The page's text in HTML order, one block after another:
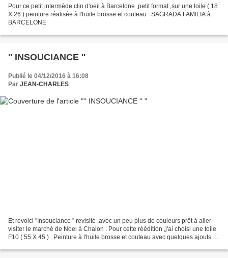
Pour ce petit intermède clin d'oeil à Barcelone ,petit format ,sur une toile ( 18
X 26 ) peinture réalisée à l'huile brosse et couteau . SAGRADA FAMILIA à
BARCELONE
'' INSOUCIANCE ''
Publié le 04/12/2016 à 16:08
Par JEAN-CHARLES
Et revoici ''Insouciance '' revisité ,avec un peu plus de couleurs prêt à aller
visiter le marché de Noel à Chalon . Pour cette réédition ,j'ai choisi une toile
F10 ( 55 X 45 ) . Peinture à l'huile brosse et couteau avec quelques ajouts de